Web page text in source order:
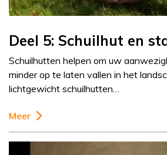
Deel 5: Schuilhut en
Schuilhutten helpen om uw
minder op te laten vallen in het
lichtgewicht schuilhutten…
Meer